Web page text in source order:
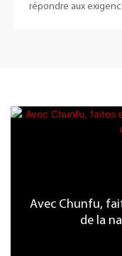
répondre aux
Avec Chunfu,
de la